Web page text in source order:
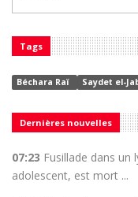
Tags
Béchara Raï Saydet el-
Dernières nouvelles
07:23 Fusillade dans un
adolescent, est mort ...